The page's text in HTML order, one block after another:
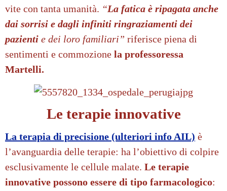
vite con tanta umanità. “La fatica è ripagata anche
dai sorrisi e dagli infiniti ringraziamenti dei
pazienti e dei loro familiari” riferisce piena di
sentimenti e commozione la professoressa
Martelli.
Le terapie innovative
La terapia di precisione (ulteriori info AIL) è
l’avanguardia delle terapie: ha l’obiettivo di colpire
esclusivamente le cellule malate. Le terapie
innovative possono essere di tipo farmacologico: